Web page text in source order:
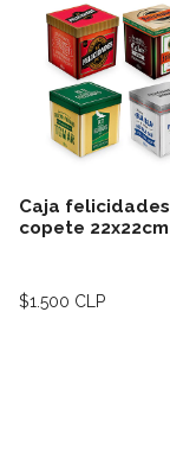
Caja felicidades
copete 22x22cm
$1.500 CLP